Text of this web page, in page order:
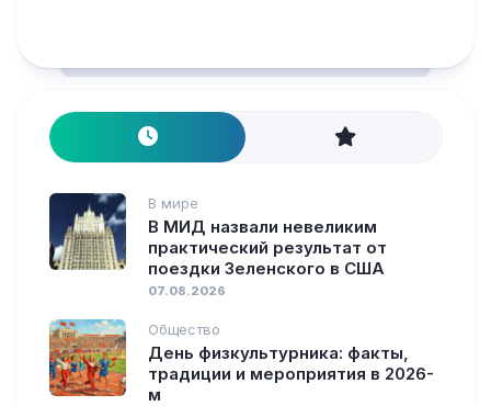
В мире
В МИД назвали невеликим
практический результат от
поездки Зеленского в США
07.08.2026
Общество
День физкультурника: факты,
традиции и мероприятия в 2026-
м